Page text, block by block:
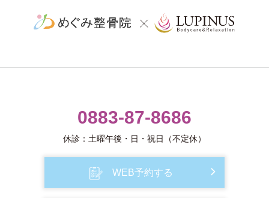
0883-87-8686
休診：土曜午後・日・祝日（不定休）
WEB予約する